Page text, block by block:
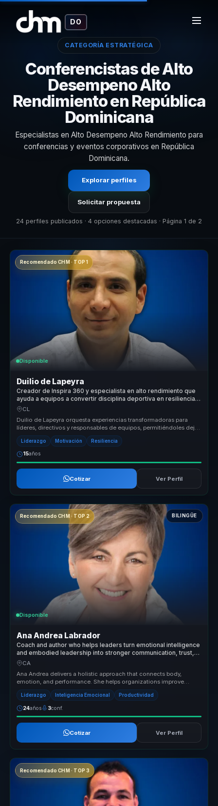
DO
CATEGORÍA ESTRATÉGICA
Conferencistas de Alto
Desempeno Alto
Rendimiento en República
Dominicana
Especialistas en Alto Desempeno Alto Rendimiento para
conferencias y eventos corporativos en República
Dominicana.
Explorar perfiles
Solicitar propuesta
24 perfiles publicados · 4 opciones destacadas · Página 1 de 2
Recomendado CHM · TOP 1
Disponible
Duilio de Lapeyra
Creador de Inspira 360 y especialista en alto rendimiento que
ayuda a equipos a convertir disciplina deportiva en resiliencia,
motivación y resultados.
CL
Duilio de Lapeyra orquesta experiencias transformadoras para
líderes, directivos y responsables de equipos, permitiéndoles dejar
atrás eq...
Liderazgo Motivación Resiliencia
15años
Cotizar Ver Perfil
Recomendado CHM · TOP 2 BILINGÜE
Disponible
Ana Andrea Labrador
Coach and author who helps leaders turn emotional intelligence
and embodied leadership into stronger communication, trust,
and team performance.
CA
Ana Andrea delivers a holistic approach that connects body,
emotion, and performance. She helps organizations improve
relationships, rais...
Liderazgo Inteligencia Emocional Productividad
24años 3conf.
Cotizar Ver Perfil
Recomendado CHM · TOP 3